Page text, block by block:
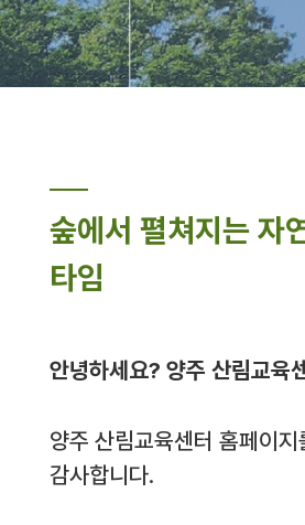
숲에서 펼쳐지는 자
타임
안녕하세요? 양주 산림교육
양주 산림교육센터 홈페이지
감사합니다.